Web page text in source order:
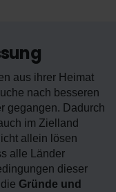
aus ihrer Heimat
nach besseren
gegangen. Dadurch
im Zielland
allein lösen
alle Länder
dieser
Gründe und